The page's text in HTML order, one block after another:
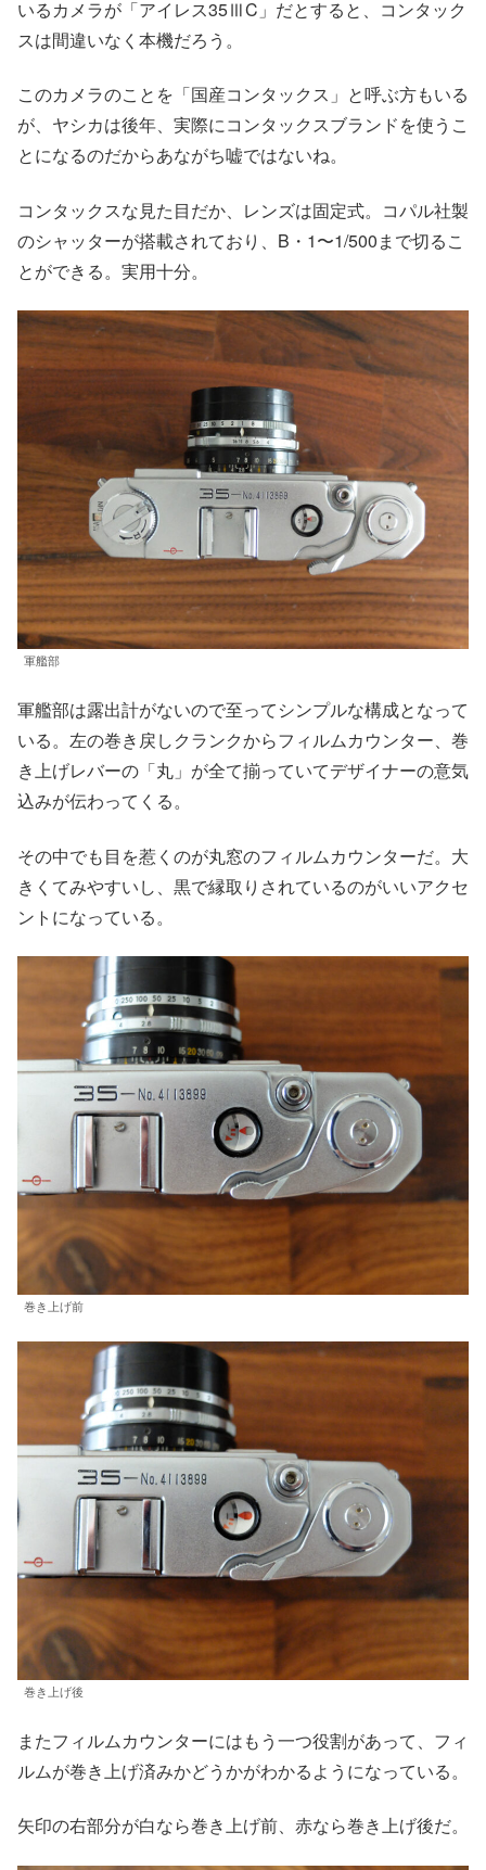
いるカメラが「アイレス35ⅢC」だとすると、コンタック
スは間違いなく本機だろう。
このカメラのことを「国産コンタックス」と呼ぶ方もいる
が、ヤシカは後年、実際にコンタックスブランドを使うこ
とになるのだからあながち嘘ではないね。
コンタックスな見た目だか、レンズは固定式。コパル社製
のシャッターが搭載されており、B・1〜1/500まで切るこ
とができる。実用十分。
軍艦部
軍艦部は露出計がないので至ってシンプルな構成となって
いる。左の巻き戻しクランクからフィルムカウンター、巻
き上げレバーの「丸」が全て揃っていてデザイナーの意気
込みが伝わってくる。
その中でも目を惹くのが丸窓のフィルムカウンターだ。大
きくてみやすいし、黒で縁取りされているのがいいアクセ
ントになっている。
巻き上げ前
巻き上げ後
またフィルムカウンターにはもう一つ役割があって、フィ
ルムが巻き上げ済みかどうかがわかるようになっている。
矢印の右部分が白なら巻き上げ前、赤なら巻き上げ後だ。